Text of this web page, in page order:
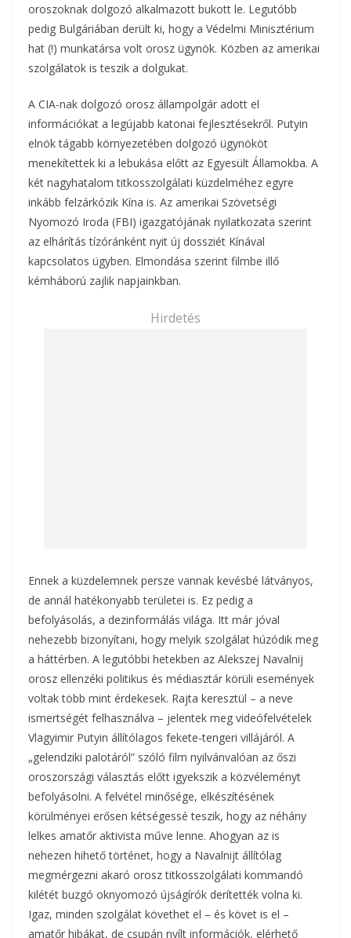
oroszoknak dolgozó alkalmazott bukott le. Legutóbb
pedig Bulgáriában derült ki, hogy a Védelmi Minisztérium
hat (!) munkatársa volt orosz ügynök. Közben az amerikai
szolgálatok is teszik a dolgukat.
A CIA-nak dolgozó orosz állampolgár adott el
információkat a legújabb katonai fejlesztésekről. Putyin
elnök tágabb környezetében dolgozó ügynököt
menekítettek ki a lebukása előtt az Egyesült Államokba. A
két nagyhatalom titkosszolgálati küzdelméhez egyre
inkább felzárkózik Kína is. Az amerikai Szövetségi
Nyomozó Iroda (FBI) igazgatójának nyilatkozata szerint
az elhárítás tízóránként nyit új dossziét Kínával
kapcsolatos ügyben. Elmondása szerint filmbe illő
kémháború zajlik napjainkban.
Hirdetés
Ennek a küzdelemnek persze vannak kevésbé látványos,
de annál hatékonyabb területei is. Ez pedig a
befolyásolás, a dez­informálás világa. Itt már jóval
nehezebb bizonyítani, hogy melyik szolgálat húzódik meg
a háttérben. A legutóbbi hetekben az Alekszej Navalnij
orosz ellenzéki politikus és médiasztár körüli események
voltak több mint érdekesek. Rajta keresztül – a neve
ismertségét felhasználva – jelentek meg videófelvételek
Vlagyimir Putyin állítólagos fekete-tengeri villájáról. A
„gelendziki palotáról” szóló film nyilvánvalóan az őszi
oroszországi választás előtt igyekszik a közvéleményt
befolyásolni. A felvétel minősége, elkészítésének
körülményei erősen kétségessé teszik, hogy az néhány
lelkes amatőr aktivista műve lenne. Ahogyan az is
nehezen hihető történet, hogy a Navalnijt állítólag
megmérgezni akaró orosz titkosszolgálati kommandó
kilétét buzgó oknyomozó újságírók derítették volna ki.
Igaz, minden szolgálat követhet el – és követ is el –
amatőr hibákat, de csupán nyílt információk, elérhető